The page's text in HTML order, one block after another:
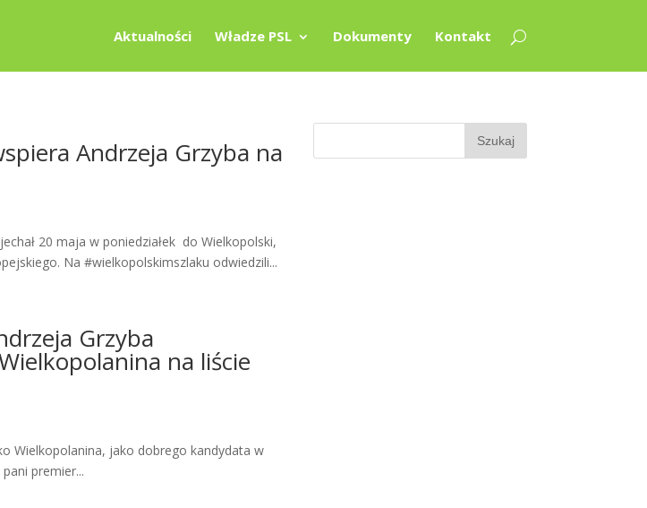
Aktualności Władze PSL Dokumenty Kontakt
Andrzeja Grzyba na
20 maja w poniedziałek do Wielkopolski,
Na #wielkopolskimszlaku odwiedzili...
Grzyba
na liście
Wielkopolanina, jako dobrego kandydata w
premier...